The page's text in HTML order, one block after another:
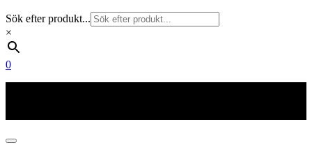
Sök efter produkt...
×
0